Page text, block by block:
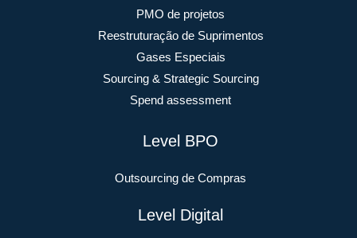
PMO de projetos
Reestruturação de Suprimentos
Gases Especiais
Sourcing & Strategic Sourcing
Spend assessment
Level BPO
Outsourcing de Compras
Level Digital